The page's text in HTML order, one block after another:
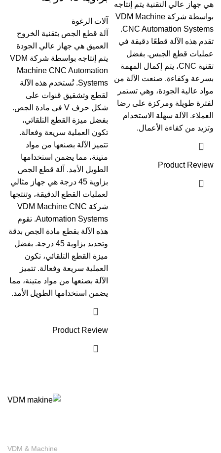
هي جهاز عالي التقنية يتم إنتاجه
بواسطة شركة VDM Machine
CNC Automation Systems.
تقدم هذه الآلة قطعًا دقيقة في
عمليات قطع الجبس. بفضل
تقنية CNC، يتم إكمال المهمة
بسرعة وكفاءة. صنعت الآلة من
مواد عالية الجودة، وهي تستمر
لفترة طويلة ومركزة على رضا
العملاء. الآلة سهلة الاستخدام
وتزيد من كفاءة الأعمال.
Product Review
آلات الرغوة
آلة قطع الجص بتقنية الخروج
العميق هي جهاز عالي الجودة
يتم إنتاجه بواسطة شركة VDM
Machine CNC Automation
Systems. تُستخدم هذه الآلة
لقطع وتشقيق قنوات على
شكل حرف V في مادة الجص.
بفضل ميزة القطع التلقائي،
تكون العملية سريعة وفعالة.
تتميز الآلة بصنعها من مواد
متينة، مما يضمن استخدامها
الطويل الأمد. آلة قطع الجص
بزاوية 45 درجة هي جهاز مثالي
لعمليات القطع الدقيقة، وتنتجها
شركة VDM Machine CNC
Automation Systems. تقوم
هذه الآلة بقطع مادة الجص بدقة
وتحديد بزاوية 45 درجة. بفضل
ميزة القطع التلقائي، تكون
العملية سريعة وفعالة. تتميز
الآلة بصنعها من مواد متينة، مما
يضمن استخدامها الطويل الأمد.
Product Review
VDM & Machine